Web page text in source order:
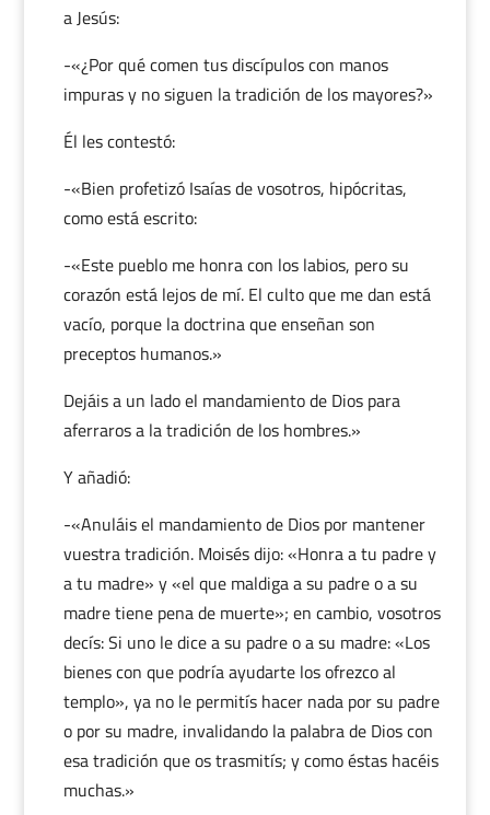
a Jesús:
-«¿Por qué comen tus discípulos con manos
impuras y no siguen la tradición de los mayores?»
Él les contestó:
-«Bien profetizó Isaías de vosotros, hipócritas,
como está escrito:
-«Este pueblo me honra con los labios, pero su
corazón está lejos de mí. El culto que me dan está
vacío, porque la doctrina que enseñan son
preceptos humanos.»
Dejáis a un lado el mandamiento de Dios para
aferraros a la tradición de los hombres.»
Y añadió:
-«Anuláis el mandamiento de Dios por mantener
vuestra tradición. Moisés dijo: «Honra a tu padre y
a tu madre» y «el que maldiga a su padre o a su
madre tiene pena de muerte»; en cambio, vosotros
decís: Si uno le dice a su padre o a su madre: «Los
bienes con que podría ayudarte los ofrezco al
templo», ya no le permitís hacer nada por su padre
o por su madre, invalidando la palabra de Dios con
esa tradición que os trasmitís; y como éstas hacéis
muchas.»